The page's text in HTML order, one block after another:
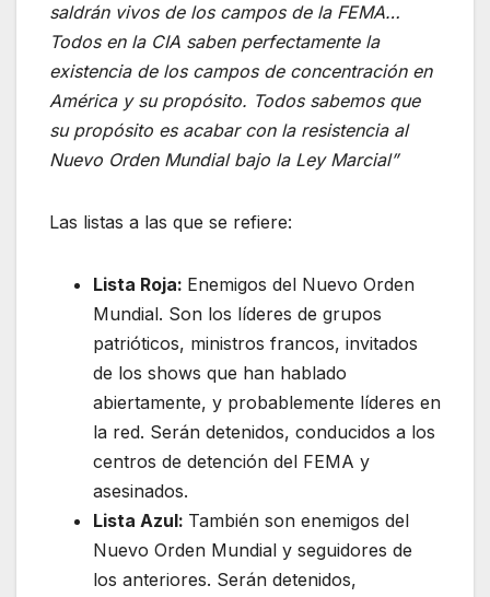
saldrán vivos de los campos de la FEMA…
Todos en la CIA saben perfectamente la
existencia de los campos de concentración en
América y su propósito. Todos sabemos que
su propósito es acabar con la resistencia al
Nuevo Orden Mundial bajo la Ley Marcial”
Las listas a las que se refiere:
Lista Roja: Enemigos del Nuevo Orden
Mundial. Son los líderes de grupos
patrióticos, ministros francos, invitados
de los shows que han hablado
abiertamente, y probablemente líderes en
la red. Serán detenidos, conducidos a los
centros de detención del FEMA y
asesinados.
Lista Azul: También son enemigos del
Nuevo Orden Mundial y seguidores de
los anteriores. Serán detenidos,